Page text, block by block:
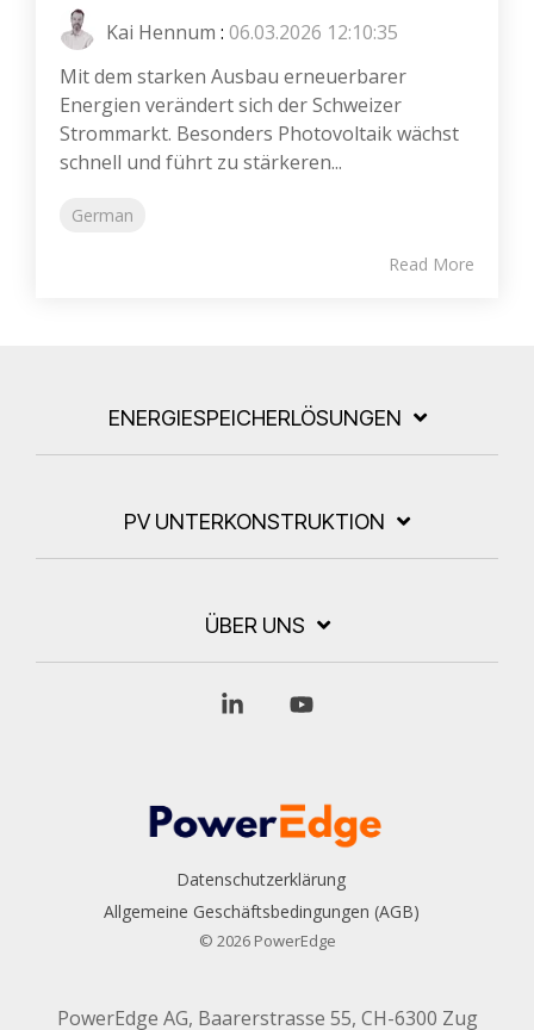
Kai Hennum : 06.03.2026 12:10:35
Mit dem starken Ausbau erneuerbarer
Energien verändert sich der Schweizer
Strommarkt. Besonders Photovoltaik wächst
schnell und führt zu stärkeren...
German
Read More
ENERGIESPEICHERLÖSUNGEN
PV UNTERKONSTRUKTION
ÜBER UNS
Datenschutzerklärung
Allgemeine Geschäftsbedingungen (AGB)
© 2026 PowerEdge
Linkedin
PowerEdge AG, Baarerstrasse 55, CH-6300 Zug